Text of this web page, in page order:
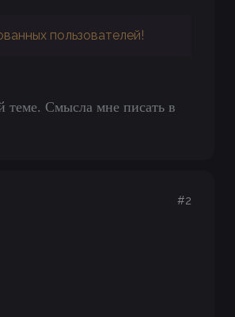
пользователей!
теме. Смысла мне писать в
#2